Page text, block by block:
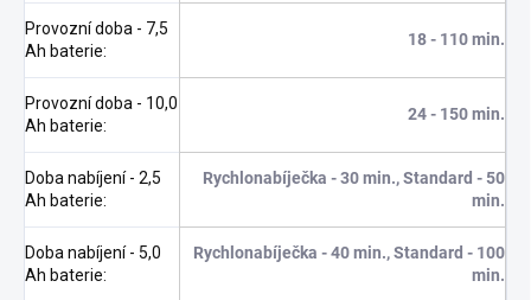
Provozní doba - 7,5
Ah baterie:
18 - 110 min.
Provozní doba - 10,0
Ah baterie:
24 - 150 min.
Doba nabíjení - 2,5
Ah baterie:
Rychlonabíječka - 30 min., Standard - 50
min.
Doba nabíjení - 5,0
Ah baterie:
Rychlonabíječka - 40 min., Standard - 100
min.